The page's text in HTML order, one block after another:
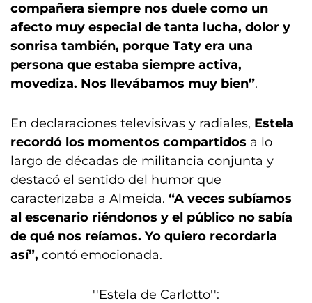
compañera siempre nos duele como un
afecto muy especial de tanta lucha, dolor y
sonrisa también, porque Taty era una
persona que estaba siempre activa,
movediza. Nos llevábamos muy bien”.
En declaraciones televisivas y radiales, Estela
recordó los momentos compartidos a lo
largo de décadas de militancia conjunta y
destacó el sentido del humor que
caracterizaba a Almeida. “A veces subíamos
al escenario riéndonos y el público no sabía
de qué nos reíamos. Yo quiero recordarla
así”, contó emocionada.
''Estela de Carlotto'':